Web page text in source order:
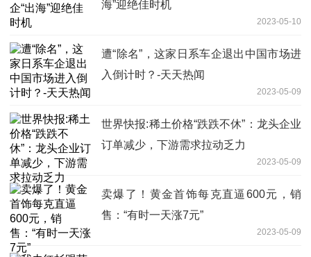
海”迎绝佳时机
2023-05-10
遭“除名”，这家日系车企退出中国市场进
入倒计时？-天天热闻
2023-05-09
世界快报:稀土价格“跌跌不休”：龙头企业
订单减少，下游需求拉动乏力
2023-05-09
卖爆了！黄金首饰每克直逼600元，销
售：“有时一天涨7元”
2023-05-09